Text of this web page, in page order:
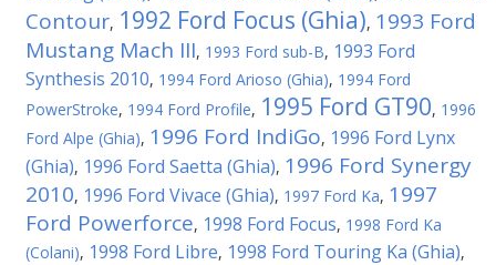
Contour, 1992 Ford Focus (Ghia), 1993 Ford
Mustang Mach III, 1993 Ford sub-B, 1993 Ford
Synthesis 2010, 1994 Ford Arioso (Ghia), 1994 Ford
PowerStroke, 1994 Ford Profile, 1995 Ford GT90, 1996
Ford Alpe (Ghia), 1996 Ford IndiGo, 1996 Ford Lynx
(Ghia), 1996 Ford Saetta (Ghia), 1996 Ford Synergy
2010, 1996 Ford Vivace (Ghia), 1997 Ford Ka, 1997
Ford Powerforce, 1998 Ford Focus, 1998 Ford Ka
(Colani), 1998 Ford Libre, 1998 Ford Touring Ka (Ghia),